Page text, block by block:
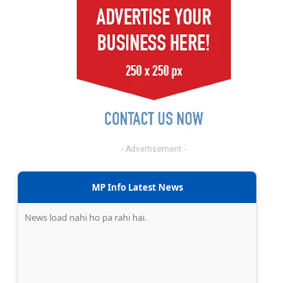
- Advertisement -
MP Info Latest News
News load nahi ho pa rahi hai.